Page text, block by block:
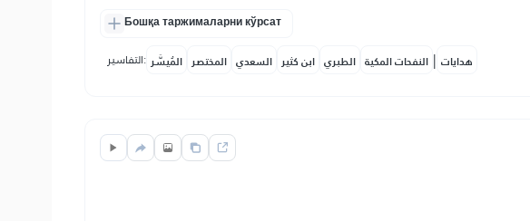
Бошқа таржималарни кўрсат
التفاسير: المُيسَّر المختصر السعدي ابن كثير الطبري النفحات المكية | هدايات